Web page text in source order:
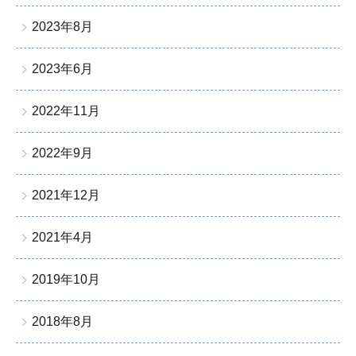
2023年8月
2023年6月
2022年11月
2022年9月
2021年12月
2021年4月
2019年10月
2018年8月